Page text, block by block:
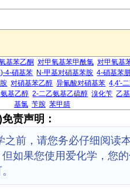
基苯乙酮 对甲氧基苯甲酰氯 对甲氧基
4-硝基苯 N-甲基对硝基苯胺 4-硝基苯
对硝基苯乙醇 异氰酸对硝基苯 4,4'-
基乙醇 2-二乙氨基乙硫醇 溴化苄 乙
基氯 苄胺 苯甲腈
责声明：
之前，请您务必仔细阅读
如果您使用爱化学，您